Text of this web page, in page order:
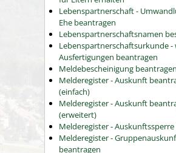
Lebenspartnerschaft -
Ehe beantragen
Lebenspartnerschaftsnamen
Lebenspartnerschaftsurkunde -
Ausfertigungen beantragen
Meldebescheinigung beantragen
Melderegister - Auskunft
(einfach)
Melderegister - Auskunft
(erweitert)
Melderegister -
Melderegister -
beantragen